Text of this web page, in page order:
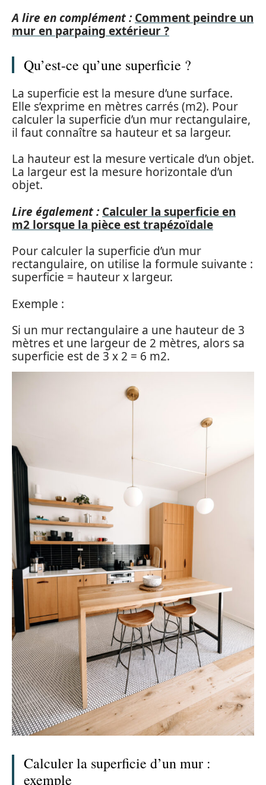
A lire en complément : Comment peindre un
mur en parpaing extérieur ?
Qu’est-ce qu’une superficie ?
La superficie est la mesure d’une surface.
Elle s’exprime en mètres carrés (m2). Pour
calculer la superficie d’un mur rectangulaire,
il faut connaître sa hauteur et sa largeur.
La hauteur est la mesure verticale d’un objet.
La largeur est la mesure horizontale d’un
objet.
Lire également : Calculer la superficie en
m2 lorsque la pièce est trapézoïdale
Pour calculer la superficie d’un mur
rectangulaire, on utilise la formule suivante :
superficie = hauteur x largeur.
Exemple :
Si un mur rectangulaire a une hauteur de 3
mètres et une largeur de 2 mètres, alors sa
superficie est de 3 x 2 = 6 m2.
Calculer la superficie d’un mur :
exemple